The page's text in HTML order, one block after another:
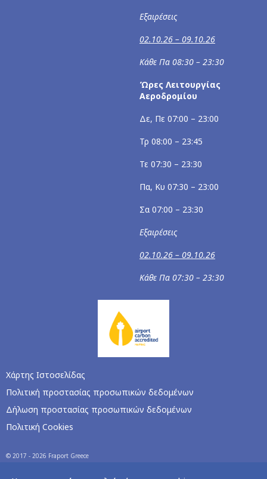
Εξαιρέσεις
02.10.26 – 09.10.26
Κάθε Πα 08:30 – 23:30
Ώρες Λειτουργίας
Αεροδρομίου
Δε, Πε 07:00 – 23:00
Τρ 08:00 – 23:45
Τε 07:30 – 23:30
Πα, Κυ 07:30 – 23:00
Σα 07:00 – 23:30
Εξαιρέσεις
02.10.26 – 09.10.26
Κάθε Πα 07:30 – 23:30
Χάρτης Ιστοσελίδας
Πολιτική προστασίας προσωπικών δεδομένων
Δήλωση προστασίας προσωπικών δεδομένων
Πολιτική Cookies
© 2017 - 2026 Fraport Greece